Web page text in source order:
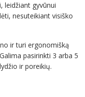
leidžiant gyvūnui
nesuteikiant visiško
ir turi ergonomišką
pasirinkti 3 arba 5
ir poreikių.